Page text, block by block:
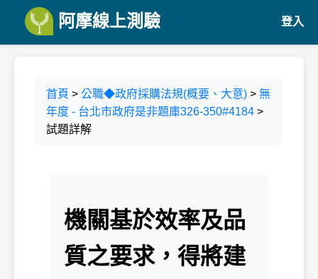
阿摩線上測驗 登入
首頁 > 公職◆政府採購法規(概要、大意) > 無
年度 - 台北市政府是非題庫326-350#4184 >
試題詳解
機關基於效率及品
質之要求，得將建